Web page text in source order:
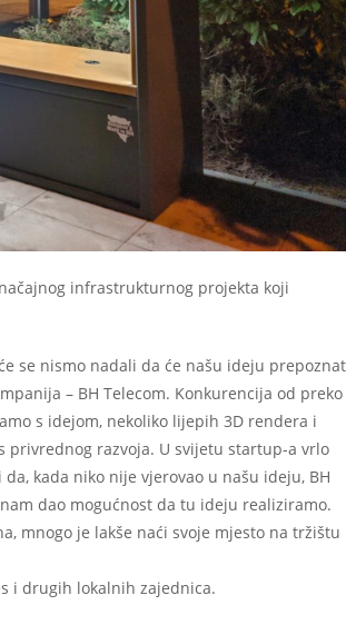
infrastrukturnog projekta koji
se nismo nadali da će našu ideju
– BH Telecom. Konkurencija od preko
s idejom, nekoliko lijepih 3D rendera i
privrednog razvoja. U svijetu startup-a vrlo
kada niko nije vjerovao u našu ideju, BH
dao mogućnost da tu ideju realiziramo.
mnogo je lakše naći svoje mjesto na tržištu
i drugih lokalnih zajednica.